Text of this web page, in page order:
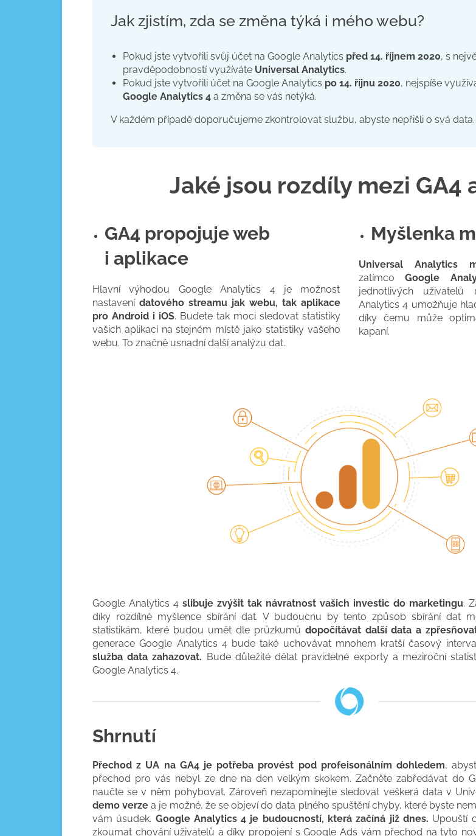
Jak zjistím, zda se změna týká i mého webu?
Pokud jste vytvořili svůj účet na Google Analytics před 14. říjnem 2020, s
pravděpodobností využíváte Universal Analytics.
Pokud jste vytvořili účet na Google Analytics po 14. říjnu 2020, nejspíše
Google Analytics 4 a změna se vás netýká.
V každém případě doporučujeme zkontrolovat službu, abyste nepřišli o svá data.
Jaké jsou rozdíly mezi GA4
GA4 propojuje web
i aplikace
Hlavní výhodou Google Analytics 4 je možnost
nastavení datového streamu jak webu, tak aplikace
pro Android i iOS. Budete tak moci sledovat statistiky
vašich aplikací na stejném místě jako statistiky vašeho
webu. To značně usnadní další analýzu dat.
Myšlenka
Universal Analytics
zatímcoGoogle
jednotlivých
Analytics 4 umožňuje
díky čemu může
kapaní.
Google Analytics 4 slibuje zvýšit tak návratnost vašich investic do marketingu.
díky rozdílné myšlence sbírání dat. V budoucnu by tento způsob sbírání dat
statistikám, které budou umět dle průzkumů dopočítávat další data a
generace Google Analytics 4 bude také uchovávat mnohem kratší časový
služba data zahazovat. Bude důležité dělat pravidelné exporty a meziroční
Google Analytics 4.
Shrnutí
Přechod z UA na GA4 je potřeba provést pod profeisonálním dohledem,
přechod pro vás nebyl ze dne na den velkým skokem. Začněte zabředávat do
naučte se v něm pohybovat. Zároveň nezapomínejte sledovat veškerá data v
demo verzea je možné, že se objeví do data plného spuštění chyby, které byste
vám úsudek. Google Analytics 4 je budoucností, která začíná již dnes. Upouští
zkoumat chování uživatelů a díky propojení s Google Ads vám přechod na tyto